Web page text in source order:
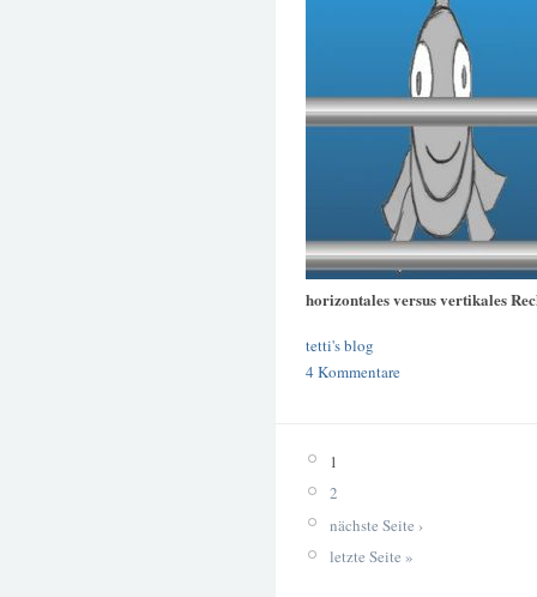
horizontales versus vertikales
tetti's blog
4 Kommentare
1
2
nächste Seite ›
letzte Seite »